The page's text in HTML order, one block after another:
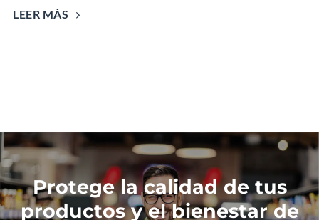
LEER MÁS
Protege la calidad de tus
productos y el bienestar de